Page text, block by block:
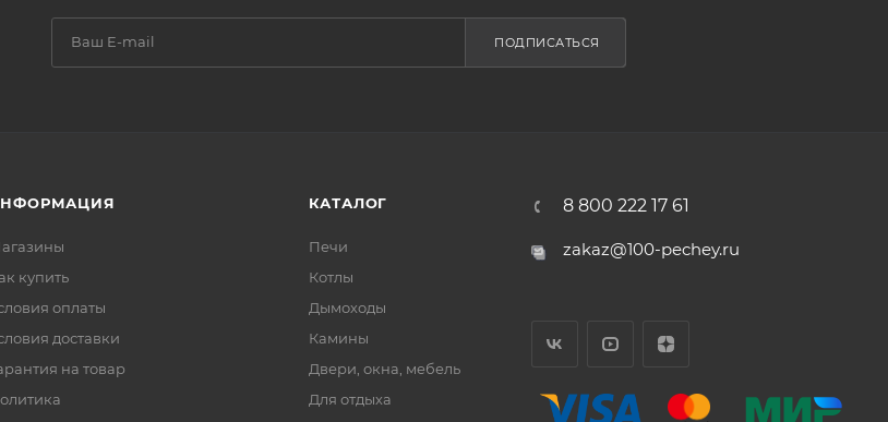
ПОДПИСАТЬСЯ
купить
оплаты
доставки
на товар
КАТАЛОГ
Печи
Котлы
Дымоходы
Камины
Двери, окна, мебель
Для отдыха
8 800 222 17 61
zakaz@100-pechey.ru